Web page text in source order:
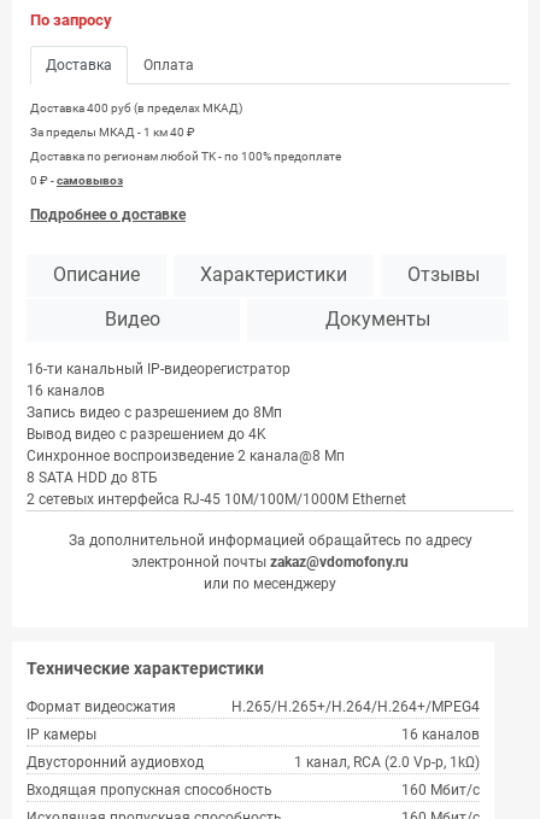
По запросу
Доставка Оплата
Доставка 400 руб (в пределах МКАД)
За пределы МКАД - 1 км 40 ₽
Доставка по регионам любой TK - по 100% предоплате
0 ₽ -самовывоз
Подробнее о доставке
Описание Характеристики Отзывы
Видео Документы
16-ти канальный IP-видеорегистратор
16 каналов
Запись видео с разрешением до 8Мп
Вывод видео с разрешением до 4K
Синхронное воспроизведение 2 канала@8 Мп
8 SATA HDD до 8ТБ
2 сетевых интерфейса RJ-45 10M/100M/1000M Ethernet
За дополнительной информацией обращайтесь по адресу
электронной почты zakaz@vdomofony.ru
или по месенджеру
Технические характеристики
Формат видеосжатия
H.265/H.265+/H.264/H.264+/MPEG4
IP камеры
16 каналов
Двусторонний аудиовход
1 канал, RCA (2.0 Vp-p, 1kΩ)
Входящая пропускная способность
160 Мбит/с